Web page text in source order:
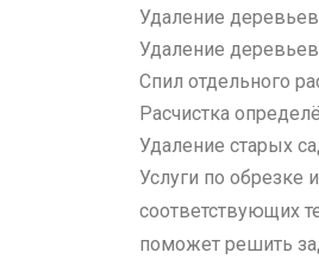
Удаление
Удаление деревьев
Спил отдельного
Расчистка
Удаление старых
Услуги по обрезке
соответствующих
поможет решить